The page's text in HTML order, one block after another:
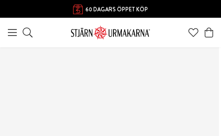
60 DAGARS ÖPPET KÖP